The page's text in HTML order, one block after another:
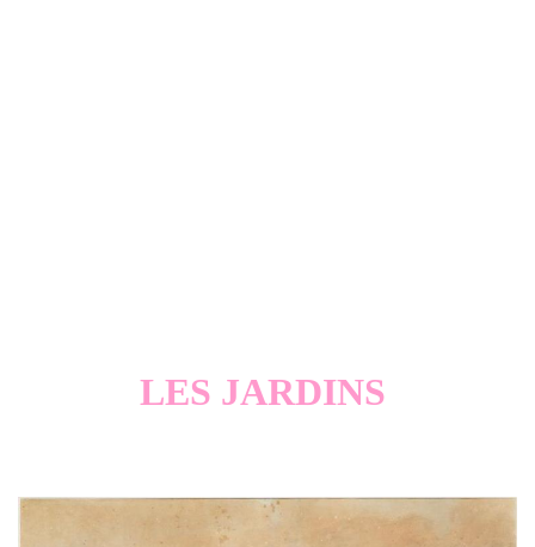
LES JARDINS